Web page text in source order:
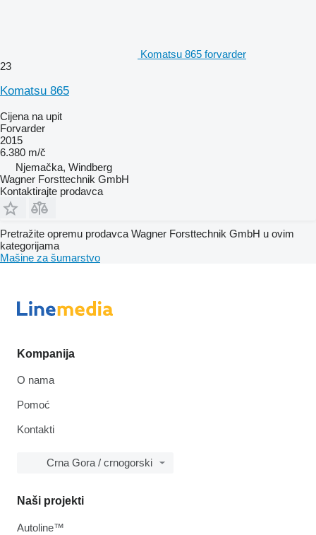
Komatsu 865 forvarder
23
Komatsu 865
Cijena na upit
Forvarder
2015
6.380 m/č
Njemačka, Windberg
Wagner Forsttechnik GmbH
Kontaktirajte prodavca
Pretražite opremu prodavca Wagner Forsttechnik GmbH u ovim
kategorijama
Mašine za šumarstvo
Kompanija
O nama
Pomoć
Kontakti
Crna Gora / crnogorski
Naši projekti
Autoline™